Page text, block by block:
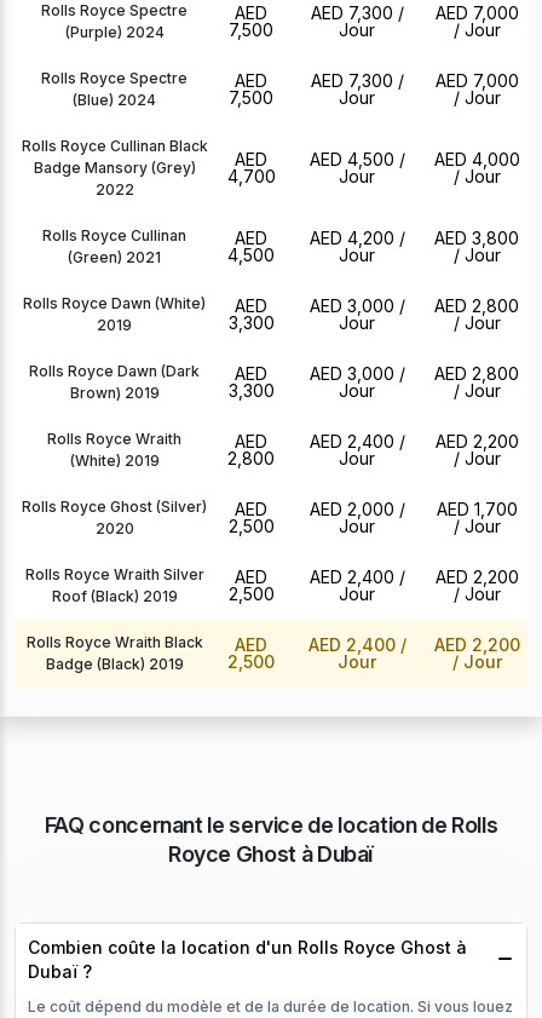
Rolls Royce Spectre
(Purple) 2024
AED
7,500
AED 7,300 /
Jour
AED 7,000
/ Jour
Rolls Royce Spectre
(Blue) 2024
AED
7,500
AED 7,300 /
Jour
AED 7,000
/ Jour
Rolls Royce Cullinan Black
Badge Mansory (Grey)
2022
AED
4,700
AED 4,500 /
Jour
AED 4,000
/ Jour
Rolls Royce Cullinan
(Green) 2021
AED
4,500
AED 4,200 /
Jour
AED 3,800
/ Jour
Rolls Royce Dawn (White)
2019
AED
3,300
AED 3,000 /
Jour
AED 2,800
/ Jour
Rolls Royce Dawn (Dark
Brown) 2019
AED
3,300
AED 3,000 /
Jour
AED 2,800
/ Jour
Rolls Royce Wraith
(White) 2019
AED
2,800
AED 2,400 /
Jour
AED 2,200
/ Jour
Rolls Royce Ghost (Silver)
2020
AED
2,500
AED 2,000 /
Jour
AED 1,700
/ Jour
Rolls Royce Wraith Silver
Roof (Black) 2019
AED
2,500
AED 2,400 /
Jour
AED 2,200
/ Jour
Rolls Royce Wraith Black
Badge (Black) 2019
AED
2,500
AED 2,400/
Jour
AED 2,200
/ Jour
FAQ concernant le service de location de Rolls
Royce Ghost à Dubaï
Combien coûte la location d'un Rolls Royce Ghost à
Dubaï ?
Le coût dépend du modèle et de la durée de location. Si vous louez